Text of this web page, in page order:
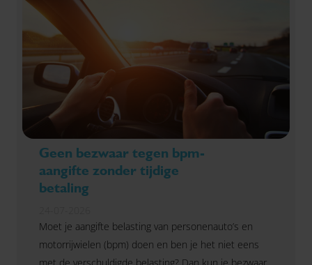
Geen bezwaar tegen bpm-
aangifte zonder tijdige
betaling
Moet je aangifte belasting van personenauto’s en
motorrijwielen (bpm) doen en ben je het niet eens